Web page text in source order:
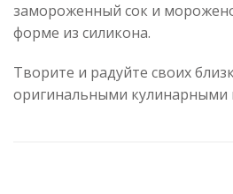
замороженный сок и
форме из силикона.
Творите и радуйте своих
оригинальными